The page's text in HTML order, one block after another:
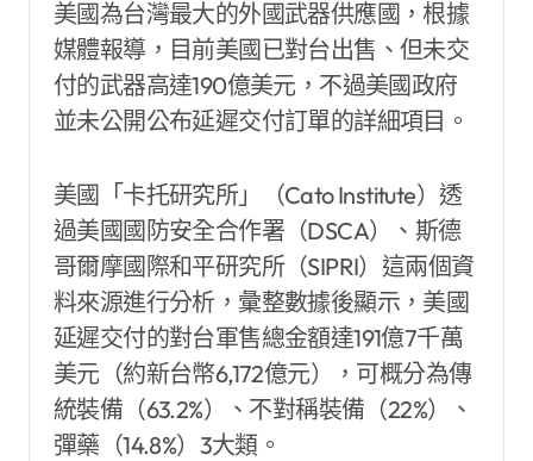
美國為台灣最大的外國武器供應國，根據
媒體報導，目前美國已對台出售、但未交
付的武器高達190億美元，不過美國政府
並未公開公布延遲交付訂單的詳細項目。
美國「卡托研究所」（Cato Institute）透
過美國國防安全合作署（DSCA）、斯德
哥爾摩國際和平研究所（SIPRI）這兩個資
料來源進行分析，彙整數據後顯示，美國
延遲交付的對台軍售總金額達191億7千萬
美元（約新台幣6,172億元），可概分為傳
統裝備（63.2%）、不對稱裝備（22%）、
彈藥（14.8%）3大類。